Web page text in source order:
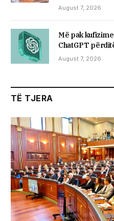
August 7, 2026
Më pak
ChatGPT
August 7, 2026
TË TJERA